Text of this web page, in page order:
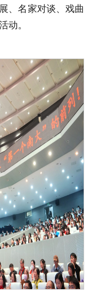
、名家对谈、戏曲
动。